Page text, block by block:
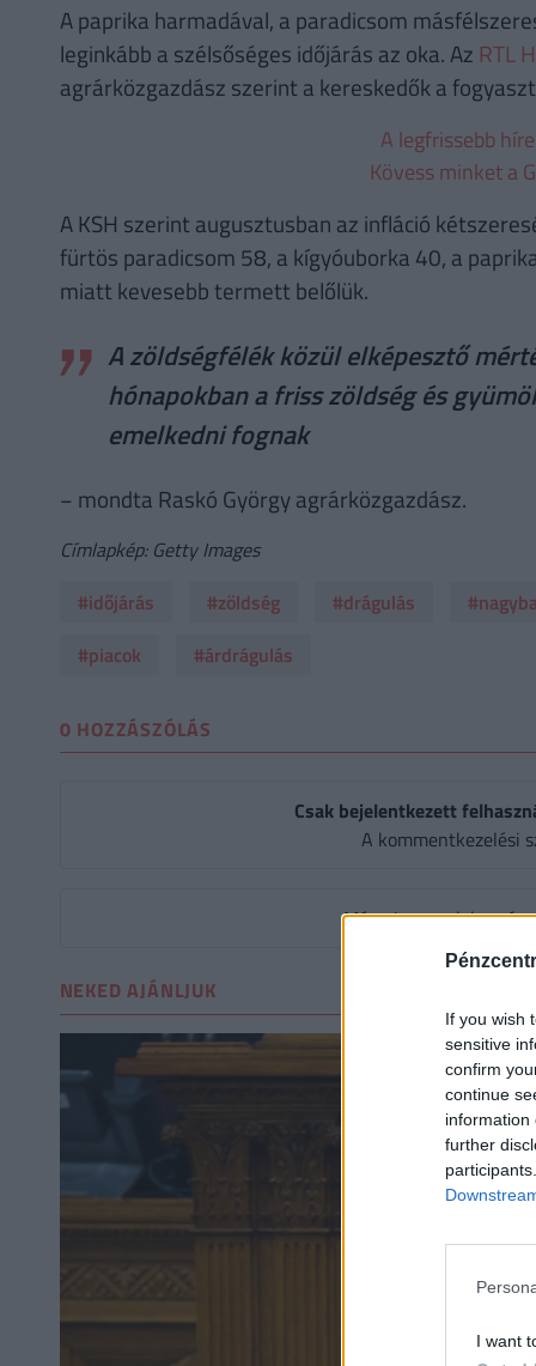
If you wish
sensitive
confirm
continue
information
further
I want
A paprika harmadával, a paradicsom
leginkább a szélsőséges időjárás az oka. Az RTL
agrárközgazdász szerint a kereskedők a
A legfrissebb
Kövess minket a
A KSH szerint augusztusban az infláció
fürtös paradicsom 58, a kígyóuborka 40, a
miatt kevesebb termett belőlük.
A zöldségfélék közül elképesztő
hónapokban a friss zöldség és
emelkedni fognak
− mondta Raskó György agrárközgazdász.
Címlapkép: Getty Images
#időjárás
#zöldség #drágulás
#piacok
#árdrágulás
0 HOZZÁSZÓLÁS
Csak bejelentkezett
A kommentkezelési
Még nincsenek
NEKED AJÁNLJUK